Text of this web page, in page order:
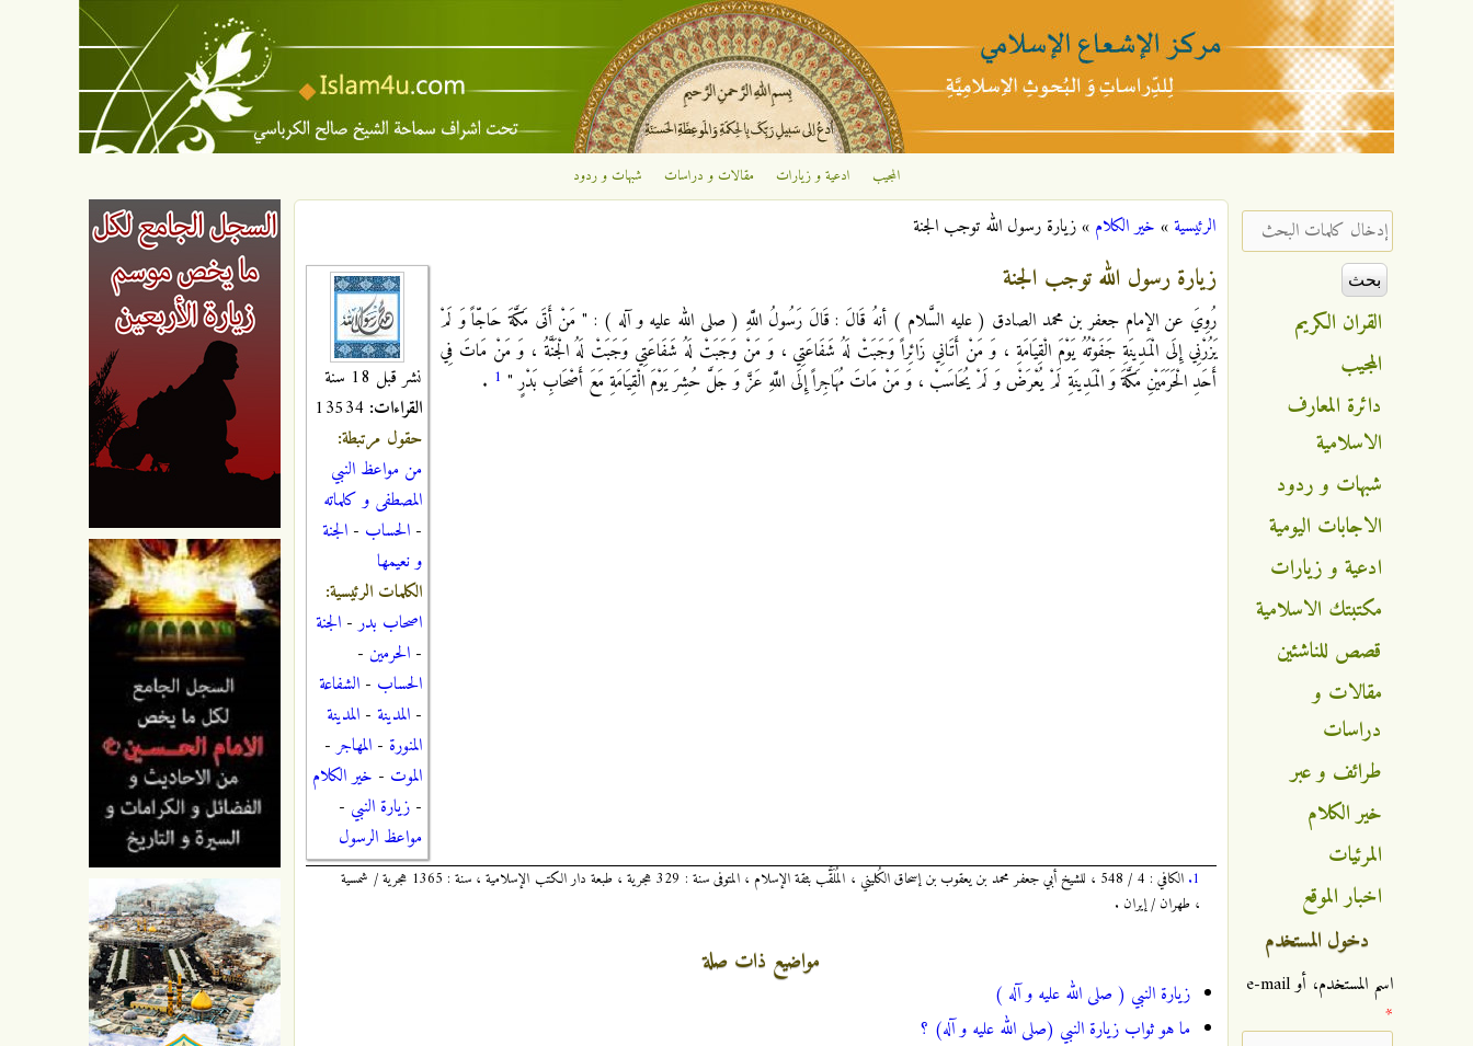
تجاوز إلى المحتوى الرئيسي
الإشعاع
الإسلامي
المجيب ادعية و زيارات مقالات و دراسات شبهات و ردود
أنت هنا
الرئيسية» خير الكلام »زيارة رسول الله توجب الجنة
نشر قبل 18 سنة
القراءات:
حقول مرتبطة:
من مواعظ النبي
المصطفى و كلماته
- الحساب - الجنة
و نعيمها
الكلمات الرئيسية:
اصحاب بدر- الجنة
- الحرمين -
الحساب - الشفاعة
- المدينة - المدينة
المنورة - المهاجر-
الموت - خير الكلام
- زيارة النبي -
مواعظ الرسول
زيارة رسول الله توجب الجنة
رُوِيَ عن الإمام جعفر بن محمد الصادق ( عليه السَّلام ) أنهُ قَالَ : قَالَ رَسُولُ اللَّهِ ( صلى الله عليه و آله ) : " مَنْ أَتَى مَكَّةَ حَاجّاً وَ لَمْ
يَزُرْنِي إِلَى الْمَدِينَةِ جَفَوْتُهُ يَوْمَ الْقِيَامَةِ ، وَ مَنْ أَتَانِي زَائِراً وَجَبَتْ لَهُ شَفَاعَتِي ، وَ مَنْ وَجَبَتْ لَهُ شَفَاعَتِي وَجَبَتْ لَهُ الْجَنَّةُ ، وَ مَنْ مَاتَ فِي
أَحَدِ الْحَرَمَيْنِ مَكَّةَ وَ الْمَدِينَةِ لَمْ يُعْرَضْ وَ لَمْ يُحَاسَبْ ، وَ مَنْ مَاتَ مُهَاجِراً إِلَى اللَّهِ عَزَّ وَ جَلَّ حُشِرَ يَوْمَ الْقِيَامَةِ مَعَ أَصْحَابِ بَدْرٍ " 1
.
1.
الكافي : 4 / 548 ، للشيخ أبي جعفر محمد بن يعقوب بن إسحاق الكُليني ، المُلَقَّب بثقة الإسلام ، المتوفى سنة : 329 هجرية ، طبعة دار الكتب الإسلامية ، سنة : 1365 هجرية / شمسية
، طهران / إيران .
مواضيع ذات صلة
زيارة النبي ( صلى الله عليه و آله )
ما هو ثواب زيارة النبي (صلى الله عليه و آله) ؟
‏إدخال كلمات البحث ‏
القران الكريم
المجيب
دائرة المعارف
الاسلامية
شبهات و ردود
الاجابات اليومية
ادعية و زيارات
مكتبتك الاسلامية
قصص للناشئين
مقالات و
دراسات
طرائف و عبر
خير الكلام
المرئيات
اخبار الموقع
دخول المستخدم
‏اسم المستخدم، أو e-mail
*